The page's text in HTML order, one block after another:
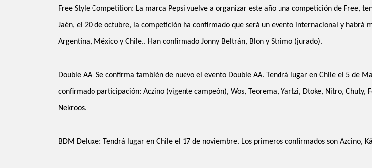
Free Style Competition: La marca Pepsi vuelve a organizar este año una competición de Free,
Jaén, el 20 de octubre, la competición ha confirmado que será un evento internacional y habrá
Argentina, México y Chile.. Han confirmado Jonny Beltrán, Blon y Strimo (jurado).
Double AA: Se confirma también de nuevo el evento Double AA. Tendrá lugar en Chile el 5 de
confirmado participación: Aczino (vigente campeón), Wos, Teorema, Yartzi, Dtoke, Nitro, Chuty,
Nekroos.
BDM Deluxe: Tendrá lugar en Chile el 17 de noviembre. Los primeros confirmados son Azcino,